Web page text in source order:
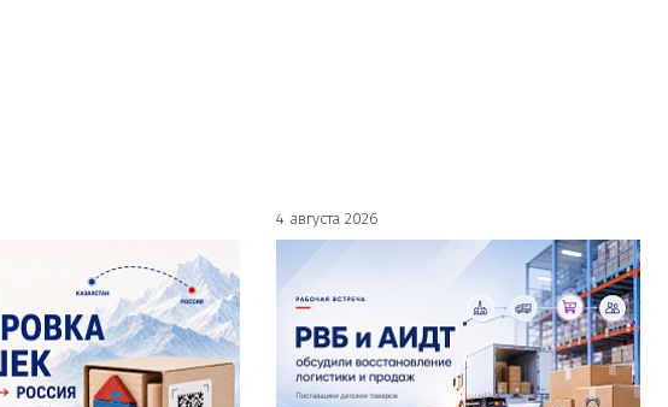
4 августа 2026